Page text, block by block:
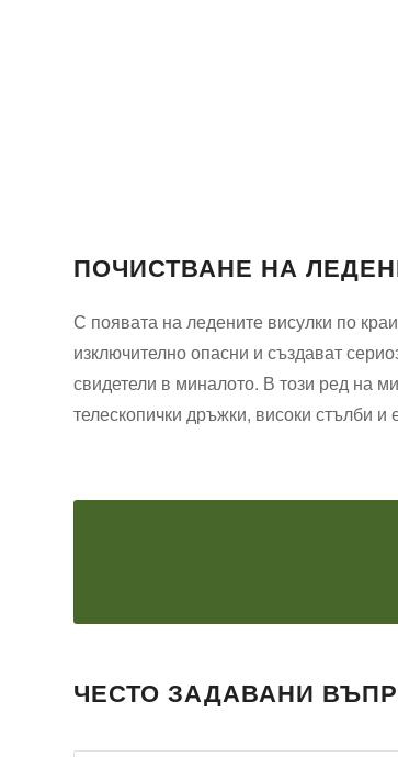
ПОЧИСТВАНЕ НА
С появата на ледените висулки по
изключително опасни и създават
свидетели в миналото. В този ред на
телескопички дръжки, високи стълби
ЧЕСТО ЗАДАВАНИ